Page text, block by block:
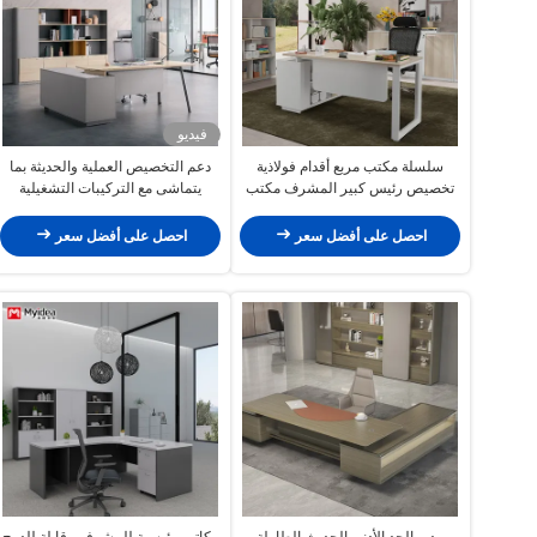
سلسلة مكتب مربع أقدام فولاذية
تخصيص رئيس كبير المشرف مكتب
الوزراء الإضافية
احصل على أفضل سعر
فيديو
دعم التخصيص العملية والحديثة بما
يتماشى مع التركيبات التشغيلية
محطة العمل مكتب
احصل على أفضل سعر